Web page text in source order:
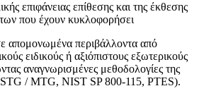
επιφάνειας επίθεσης και της έκθεσης
που έχουν κυκλοφορήσει
απομονωμένα περιβάλλοντα από
ειδικούς ή αξιόπιστους εξωτερικούς
αναγνωρισμένες μεθοδολογίες της
/ MTG, NIST SP 800-115, PTES).